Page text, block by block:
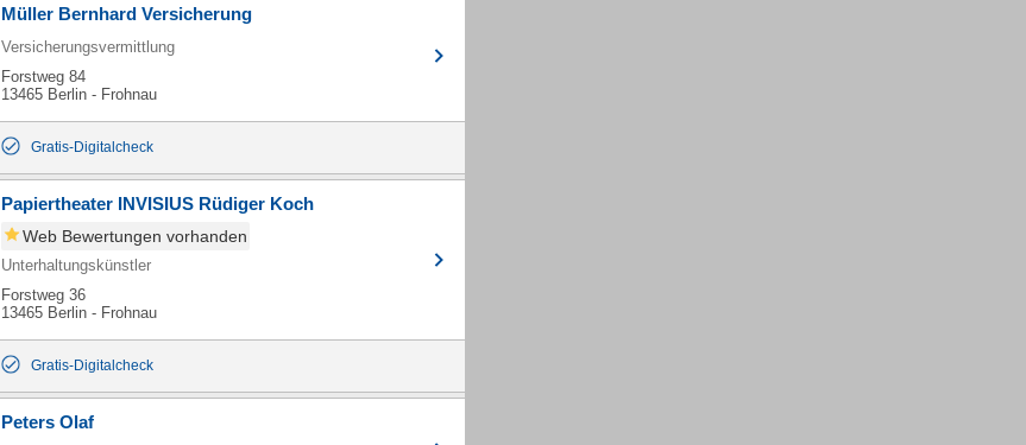
Müller Bernhard Versicherung
Versicherungsvermittlung
Forstweg 84
13465 Berlin - Frohnau
Gratis-Digitalcheck
Papiertheater INVISIUS Rüdiger Koch
Web Bewertungen vorhanden
Unterhaltungskünstler
Forstweg 36
13465 Berlin - Frohnau
Gratis-Digitalcheck
Peters Olaf